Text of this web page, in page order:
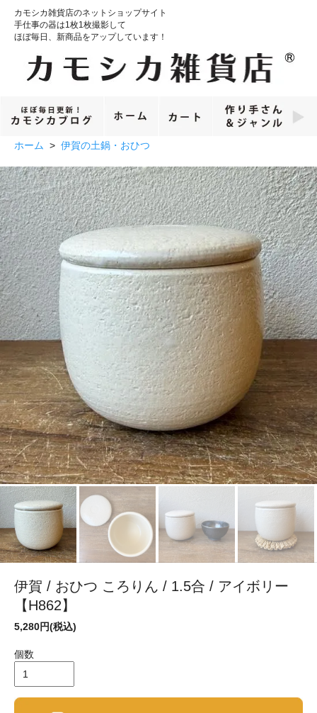
カモシカ雑貨店のネットショップサイト
手仕事の器は1枚1枚撮影して
ほぼ毎日、新商品をアップしています！
ホーム > 伊賀の土鍋・おひつ
伊賀 / おひつ ころりん / 1.5合 / アイボリー
【H862】
5,280円(税込)
個数